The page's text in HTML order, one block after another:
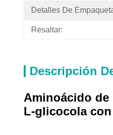
Detalles De
Resaltar:
Descripción
Aminoácido
L-glicocola